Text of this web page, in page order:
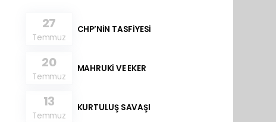
27
Temmuz
CHP’NİN TASFİYESİ
20
Temmuz
MAHRUKİ VE EKER
13
Temmuz
KURTULUŞ SAVAŞI